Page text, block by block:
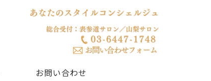
お問い合わせ